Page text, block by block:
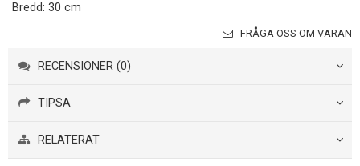
Bredd: 30 cm
FRÅGA OSS OM VARAN
RECENSIONER (0)
TIPSA
RELATERAT